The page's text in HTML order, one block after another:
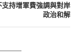
持增軍費強調與對岸
政治和解